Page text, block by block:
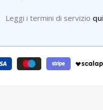
Leggi i termini di servizio qui